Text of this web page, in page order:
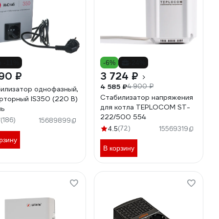
₽
однофазный,
IS350 (220 В)
(186) 15689899
-6%
3 724 ₽
4 585 ₽4 900 ₽
Стабилизатор напряжения
для котла TEPLOCOM ST-
222/500 554
4.5(72) 15569319
В корзину